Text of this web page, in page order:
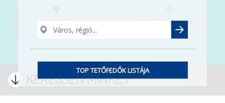
TOP TETŐFEDŐK LISTÁJA
Tetőfedő Márkakereskedő
KERESSEN MINKET